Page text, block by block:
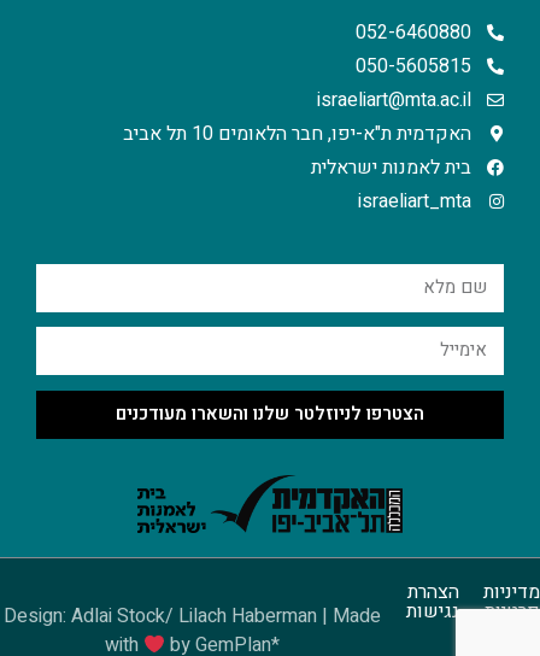
052-6460880
050-5605815
israeliart@mta.ac.il
האקדמית ת"א-יפו, חבר הלאומים 10 תל אביב
בית לאמנות ישראלית
israeliart_mta
הצטרפו לניוזלטר שלנו והשארו מעודכנים
מדיניות
פרטיות
הצהרת
נגישות
Design: Adlai Stock/ Lilach Haberman | Made
with
by GemPlan*